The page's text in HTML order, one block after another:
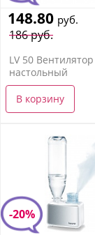
186 руб.
148.80 руб.
LV 50 Вентилятор
настольный
В корзину
-20%